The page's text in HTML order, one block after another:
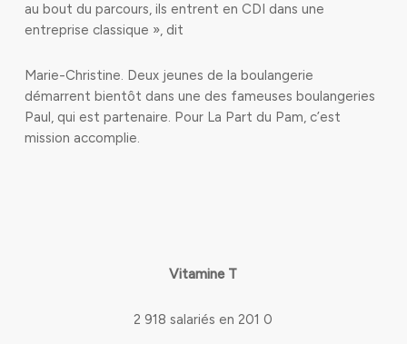
au bout du parcours, ils entrent en CDI dans une
entreprise classique », dit
Marie-Christine. Deux jeunes de la boulangerie
démarrent bientôt dans une des fameuses boulangeries
Paul, qui est partenaire. Pour La Part du Pam, c’est
mission accomplie.
Vitamine T
2 918 salariés en 201 0